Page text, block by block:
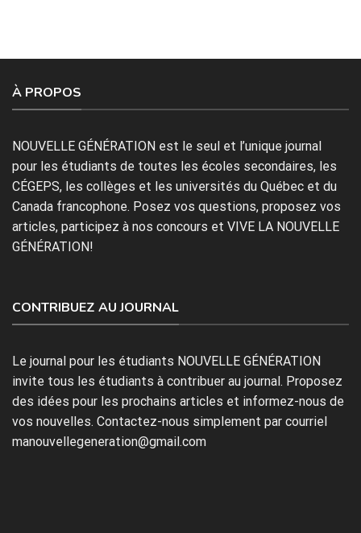
À PROPOS
NOUVELLE GÉNÉRATION est le seul et l’unique journal
pour les étudiants de toutes les écoles secondaires, les
CÉGEPS, les collèges et les universités du Québec et du
Canada francophone. Posez vos questions, proposez vos
articles, participez à nos concours et VIVE LA NOUVELLE
GÉNÉRATION!
CONTRIBUEZ AU JOURNAL
Le journal pour les étudiants NOUVELLE GÉNÉRATION
invite tous les étudiants à contribuer au journal. Proposez
des idées pour les prochains articles et informez-nous de
vos nouvelles. Contactez-nous simplement par courriel
manouvellegeneration@gmail.com